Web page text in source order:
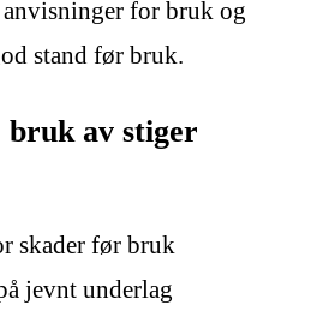
for bruk og
stand før bruk.
av stiger
skader før bruk
jevnt underlag